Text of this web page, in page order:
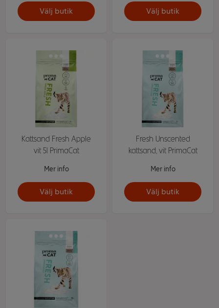
Välj butik Välj butik
Kattsand Fresh Apple
vit 5l PrimaCat
Mer info
Välj butik
Fresh Unscented
kattsand, vit PrimaCat
Mer info
Välj butik